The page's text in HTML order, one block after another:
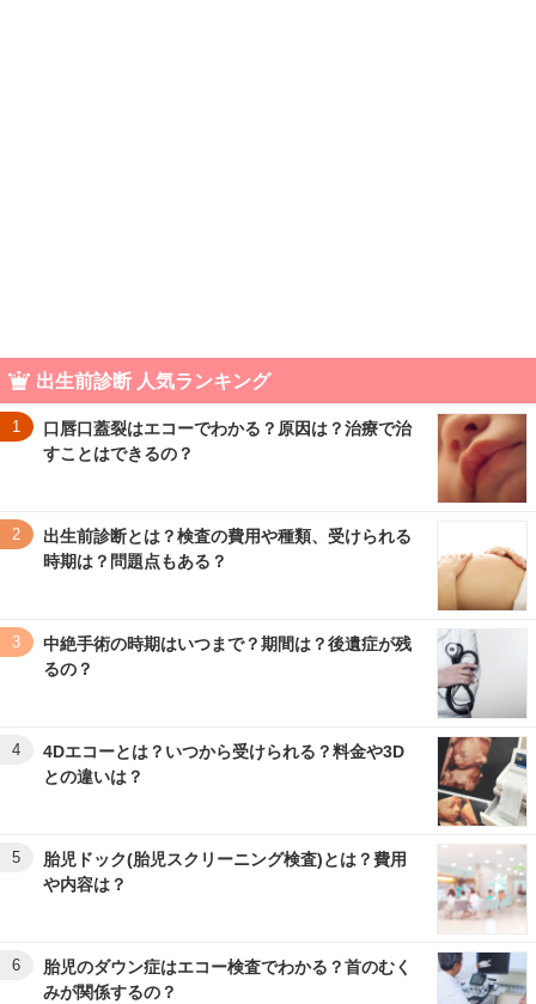
出生前診断 人気ランキング
1
口唇口蓋裂はエコーでわかる？原因は？治療で治
すことはできるの？
2
出生前診断とは？検査の費用や種類、受けられる
時期は？問題点もある？
3
中絶手術の時期はいつまで？期間は？後遺症が残
るの？
4
4Dエコーとは？いつから受けられる？料金や3D
との違いは？
5
胎児ドック(胎児スクリーニング検査)とは？費用
や内容は？
6
胎児のダウン症はエコー検査でわかる？首のむく
みが関係するの？